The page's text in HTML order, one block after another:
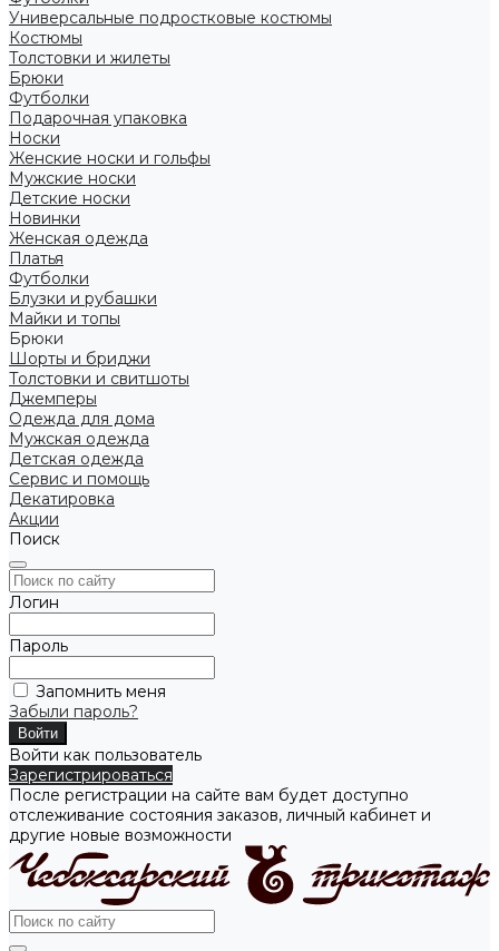
Универсальные подростковые костюмы
Костюмы
Толстовки и жилеты
Брюки
Футболки
Подарочная упаковка
Носки
Женские носки и гольфы
Мужские носки
Детские носки
Новинки
Женская одежда
Платья
Футболки
Блузки и рубашки
Майки и топы
Брюки
Шорты и бриджи
Толстовки и свитшоты
Джемперы
Одежда для дома
Мужская одежда
Детская одежда
Сервис и помощь
Декатировка
Акции
Поиск
Логин
Пароль
Запомнить меня
Забыли пароль?
Войти как пользователь
Зарегистрироваться
После регистрации на сайте вам будет доступно
отслеживание состояния заказов, личный кабинет и
другие новые возможности